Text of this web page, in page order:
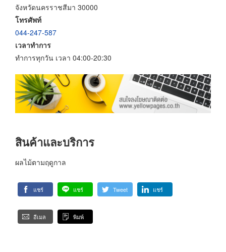
จังหวัดนครราชสีมา 30000
โทรศัพท์
044-247-587
เวลาทำการ
ทำการทุกวัน เวลา 04:00-20:30
สินค้าและบริการ
ผลไม้ตามฤดูกาล
แชร์ แชร์ Tweet แชร์
อีเมล พิมพ์